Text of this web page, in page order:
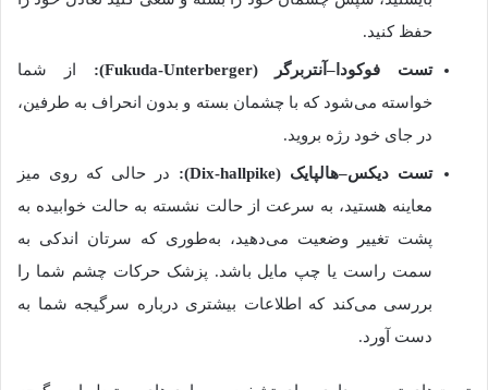
حفظ کنید.
تست فوکودا –آنتربرگر (
Fukuda-Unterberger
)
:
از شما
خواسته می‌شود که با چشمان بسته و بدون انحراف به طرفین،
در جای خود رژه بروید.
تست دیکس–هالپایک (Dix-hallpike):
در حالی ‌که روی میز
معاینه هستید، به سرعت از حالت نشسته به حالت خوابیده به
پشت تغییر وضعیت می‌دهید، به‌طوری‌ که سرتان اندکی به
سمت راست یا چپ مایل باشد. پزشک حرکات چشم شما را
بررسی می‌کند که اطلاعات بیشتری درباره سرگیجه شما به
دست آورد.